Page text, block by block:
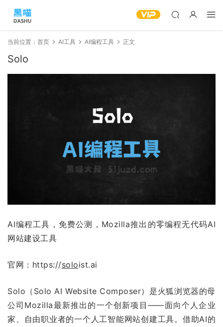
当前位置： 首页 AI工具 AI编程工具 正文
Solo
AI编程工具，免费公测，Mozilla推出的零编程无代码AI
网站建设工具
官网：https://soloist.ai
Solo（Solo AI Website Composer）是火狐浏览器的母
公司Mozilla最新推出的一个创新项目——面向个人企业
家、自由职业者的一个人工智能网站创建工具。借助AI的